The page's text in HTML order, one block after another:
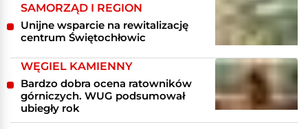
SAMORZĄD I REGION
Unijne wsparcie na rewitalizację
centrum Świętochłowic
WĘGIEL KAMIENNY
Bardzo dobra ocena ratowników
górniczych. WUG podsumował
ubiegły rok